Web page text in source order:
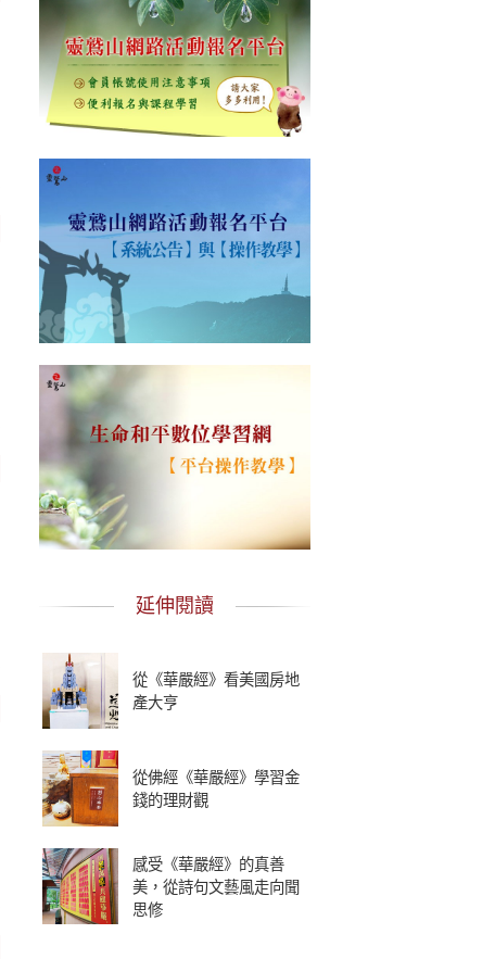
延伸閱讀
從《華嚴經》看美國房地
產大亨
從佛經《華嚴經》學習金
錢的理財觀
感受《華嚴經》的真善
美，從詩句文藝風走向聞
思修